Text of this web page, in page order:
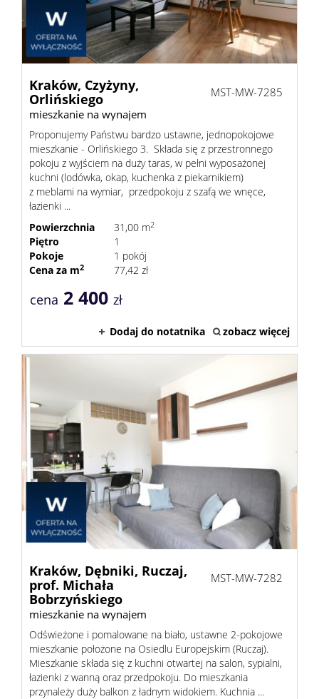
Kraków, Czyżyny,
Orlińskiego
mieszkanie na wynajem
MST-MW-7285
Proponujemy Państwu bardzo ustawne, jednopokojowe
mieszkanie - Orlińskiego 3. Składa się z przestronnego
pokoju z wyjściem na duży taras, w pełni wyposażonej
kuchni (lodówka, okap, kuchenka z piekarnikiem)
z meblami na wymiar, przedpokoju z szafą we wnęce,
łazienki ...
Powierzchnia
31,00 m2
Piętro
1
Pokoje
1 pokój
Cena za m2 77,42 zł
cena 2 400 zł
Dodaj do notatnika zobacz więcej
Kraków, Dębniki, Ruczaj,
prof. Michała
Bobrzyńskiego
mieszkanie na wynajem
MST-MW-7282
Odświeżone i pomalowane na biało, ustawne 2-pokojowe
mieszkanie położone na Osiedlu Europejskim (Ruczaj).
Mieszkanie składa się z kuchni otwartej na salon, sypialni,
łazienki z wanną oraz przedpokoju. Do mieszkania
przynależy duży balkon z ładnym widokiem. Kuchnia ...